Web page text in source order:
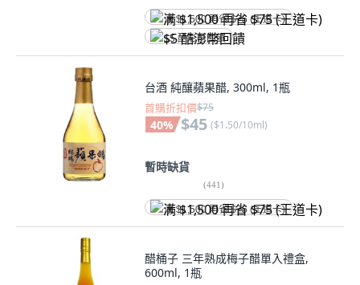
满 $1,500 再省 $75 (王道卡)
$5 酷澎幣回饋
台酒 純釀蘋果醋, 300ml, 1瓶
首購折扣價$75
40% $45 ($1.50/10ml)
暫時缺貨
(441)
满 $1,500 再省 $75 (王道卡)
醋桶子 三年熟成梅子醋單入禮盒,
600ml, 1瓶